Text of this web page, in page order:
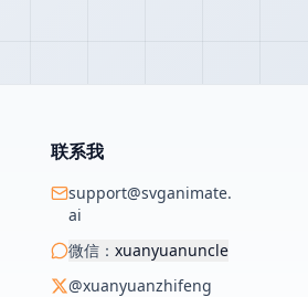
联系我
support@svganimate.
ai
微信： xuanyuanuncle
@xuanyuanzhifeng